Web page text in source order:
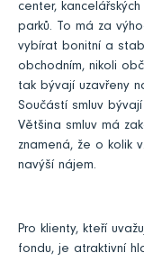
center,
parků. To má za
vybírat bonitní a
obchodním, nikoli
tak bývají uzavřeny
Součástí smluv
Většina smluv má
znamená, že o kolik
navýší nájem.
Pro klienty, kteří
fondu, je atraktivní